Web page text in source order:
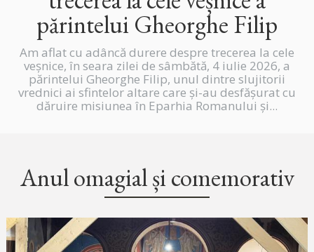
părintelui Gheorghe Filip
Am aflat cu adâncă durere despre trecerea la cele
veșnice, în seara zilei de sâmbătă, 4 iulie 2026, a
părintelui Gheorghe Filip, unul dintre slujitorii
vrednici ai sfintelor altare care și-au desfășurat cu
dăruire misiunea în Eparhia Romanului și...
Anul omagial și comemorativ